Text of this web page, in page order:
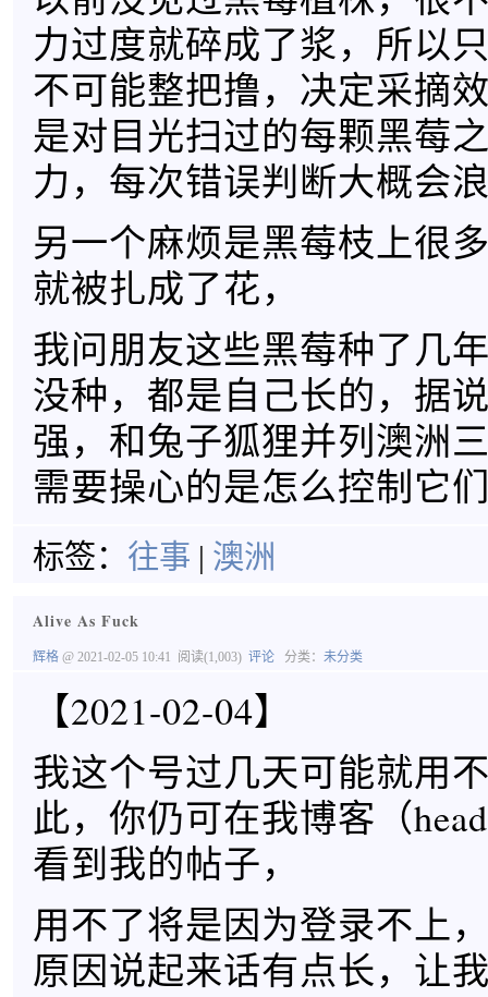
力过度就碎成了浆，所以
不可能整把撸，决定采摘
是对目光扫过的每颗黑莓
力，每次错误判断大概会
另一个麻烦是黑莓枝上很
就被扎成了花，
我问朋友这些黑莓种了几
没种，都是自己长的，据
强，和兔子狐狸并列澳洲
需要操心的是怎么控制它
标签： 往事 | 澳洲
Alive As Fuck
辉格 @ 2021-02-05 10:41 阅读(1,003) 评论 分类： 未分类
【2021-02-04】
我这个号过几天可能就用
此，你仍可在我博客（
看到我的帖子，
用不了将是因为登录不上
原因说起来话有点长，让